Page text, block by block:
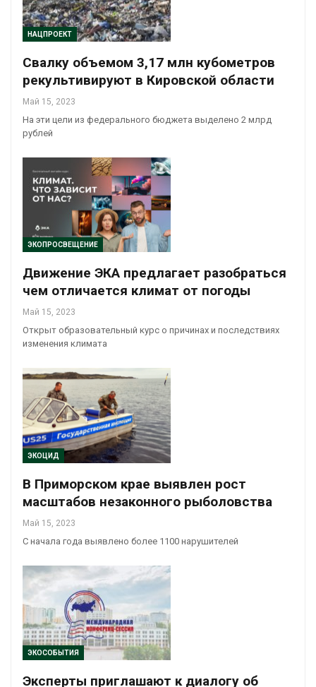
НАЦПРОЕКТ
Свалку объемом 3,17 млн кубометров
рекультивируют в Кировской области
Май 15, 2023
На эти цели из федерального бюджета выделено 2 млрд
рублей
ЭКОПРОСВЕЩЕНИЕ
Движение ЭКА предлагает разобраться
чем отличается климат от погоды
Май 15, 2023
Открыт образовательный курс о причинах и последствиях
изменения климата
ЭКОЦИД
В Приморском крае выявлен рост
масштабов незаконного рыболовства
Май 15, 2023
С начала года выявлено более 1100 нарушителей
ЭКОСОБЫТИЯ
Эксперты приглашают к диалогу об